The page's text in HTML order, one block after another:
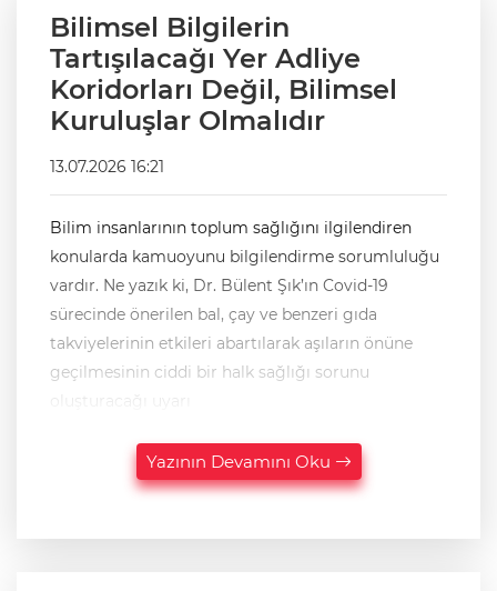
Bilimsel Bilgilerin
Tartışılacağı Yer Adliye
Koridorları Değil, Bilimsel
Kuruluşlar Olmalıdır
13.07.2026 16:21
Bilim insanlarının toplum sağlığını ilgilendiren
konularda kamuoyunu bilgilendirme sorumluluğu
vardır. Ne yazık ki, Dr. Bülent Şık’ın Covid-19
sürecinde önerilen bal, çay ve benzeri gıda
takviyelerinin etkileri abartılarak aşıların önüne
geçilmesinin ciddi bir halk sağlığı sorunu
Yazının Devamını Oku